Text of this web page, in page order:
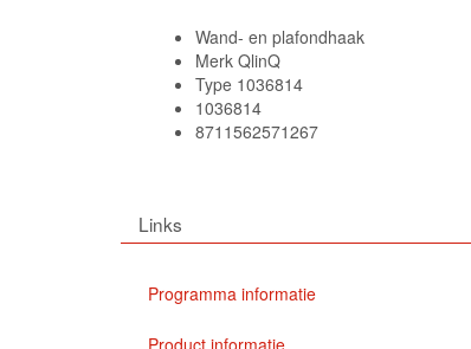
Wand- en plafondhaak
Merk QlinQ
Type 1036814
1036814
8711562571267
Links
Programma informatie
Product informatie